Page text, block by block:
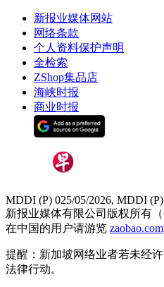
新报业媒体网站
网络条款
个人资料保护声明
全检索
ZShop集品店
海峡时报
商业时报
MDDI (P) 025/05/2026, MDDI
新报业媒体有限公司版权所有（
在中国的用户请游览 zaobao.com
提醒：新加坡网络业者若未经
法律行动。